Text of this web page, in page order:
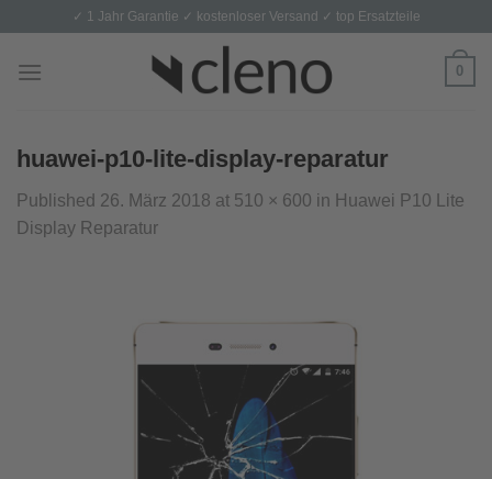
content
✓ 1 Jahr Garantie ✓ kostenloser Versand ✓ top Ersatzteile
0
huawei-p10-lite-display-reparatur
Published 26. März 2018 at 510 × 600 in Huawei P10 Lite
Display Reparatur